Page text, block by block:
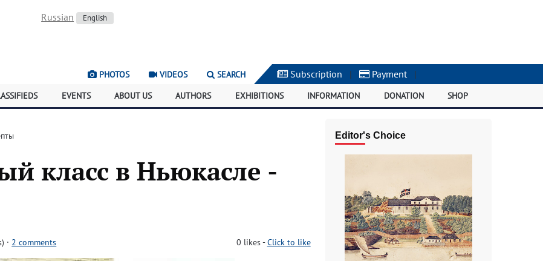
Russian English
PHOTOS VIDEOS SEARCH Subscription | Payment |
EVENTS ABOUT US AUTHORS EXHIBITIONS INFORMATION DONATION SHOP
класс в Ньюкасле -
· 2 comments 0 likes-Click to like
Editor's Choice